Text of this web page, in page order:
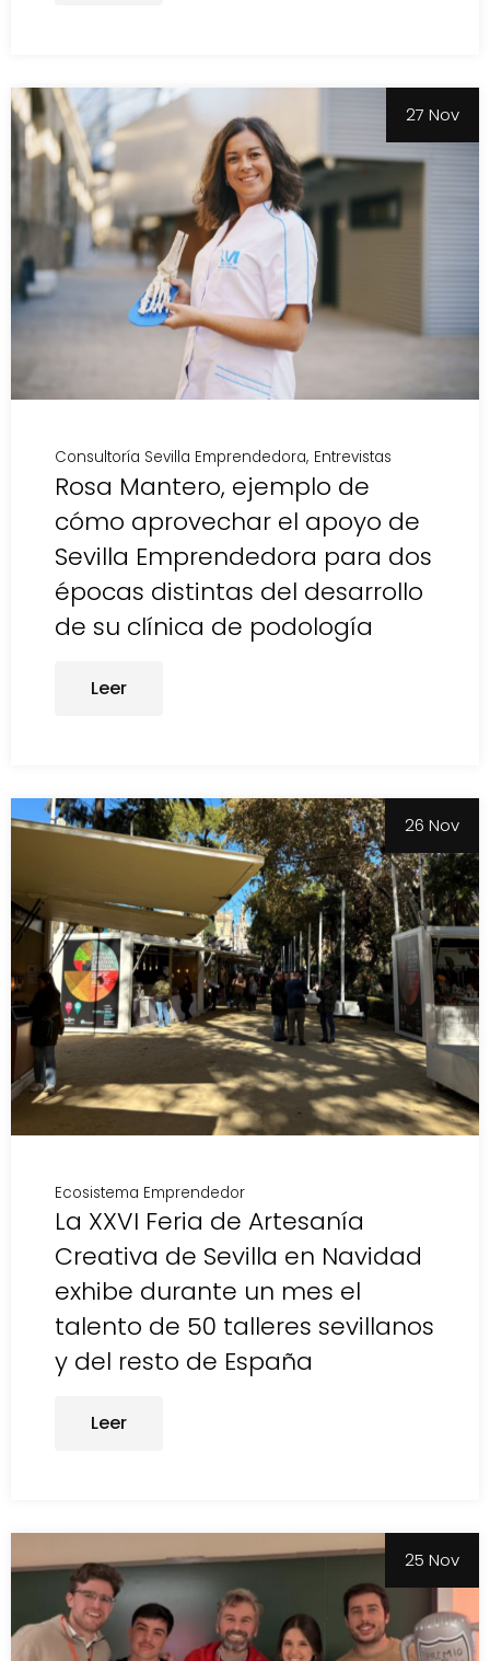
27 Nov
Consultoría Sevilla Emprendedora Entrevistas
Rosa Mantero, ejemplo de
cómo aprovechar el apoyo de
Sevilla Emprendedora para dos
épocas distintas del desarrollo
de su clínica de podología
Leer
26 Nov
Ecosistema Emprendedor
La XXVI Feria de Artesanía
Creativa de Sevilla en Navidad
exhibe durante un mes el
talento de 50 talleres sevillanos
y del resto de España
Leer
25 Nov